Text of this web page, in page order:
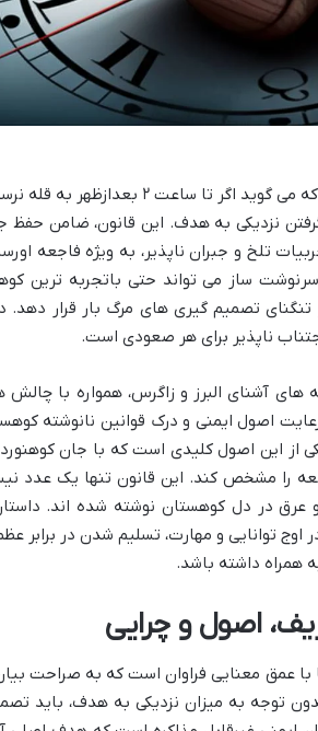
قانون ساعت ۱۴ در کوهنوردی، اصلی حیاتی است که می
نزدیکی به هدف. این قانون، ضامن حفظ
ساز می تواند حتی باتجربه ترین
تنگنای تصمیم گیری های مرگ بار قرار
ناپذیر برای هر صعودی است.
های آشنای البرز و زاگرس، همواره با
اصول ایمنی و درک قوانین نانوشته
ساعت ۱۴ در کوهنوردی» یکی از این اصول کلیدی است که با
را مشخص کند. این قانون تنها یک عدد
در دل کوهستان نوشته شده اند.
توانایی و مهارت، تسلیم شدن در برابر
همراه داشته باشد.
ساده اما با عمق معنایی فراوان است که به
توجه به میزان نزدیکی به هدف، باید